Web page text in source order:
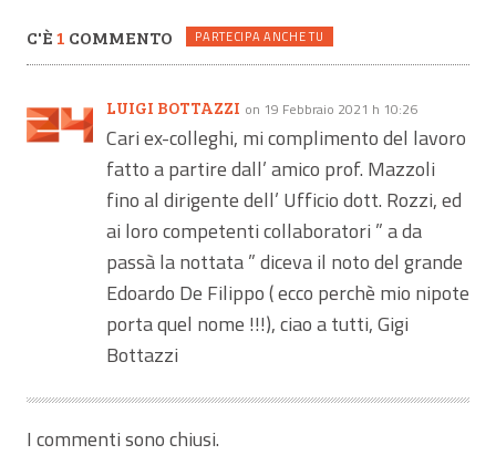
C'È1 COMMENTO PARTECIPA ANCHE TU
LUIGI BOTTAZZI on 19 Febbraio 2021 h 10:26
Cari ex-colleghi, mi complimento del lavoro
fatto a partire dall’ amico prof. Mazzoli
fino al dirigente dell’ Ufficio dott. Rozzi, ed
ai loro competenti collaboratori ” a da
passà la nottata ” diceva il noto del grande
Edoardo De Filippo ( ecco perchè mio nipote
porta quel nome !!!), ciao a tutti, Gigi
Bottazzi
I commenti sono chiusi.